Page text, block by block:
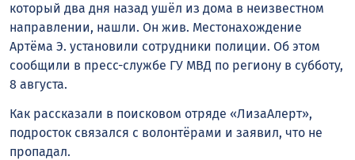
который два дня назад ушёл из дома в неизвестном
направлении, нашли. Он жив. Местонахождение
Артёма Э. установили сотрудники полиции. Об этом
сообщили в пресс-службе ГУ МВД по региону в субботу,
8 августа.
Как рассказали в поисковом отряде «ЛизаАлерт»,
подросток связался с волонтёрами и заявил, что не
пропадал.